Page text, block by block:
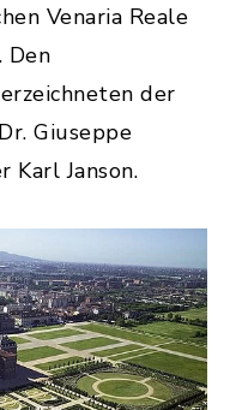
Venaria Reale
Den
der
Giuseppe
Karl Janson.